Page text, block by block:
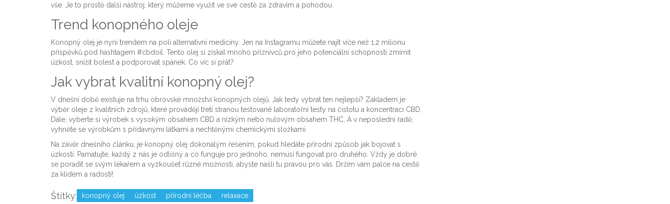
vše. Je to prostě další nástroj, který můžeme využít ve své cestě za zdravím a pohodou.
Trend konopného oleje
Konopný olej je nyní trendem na poli alternativní medicíny. Jen na Instagramu můžete najít více než 1,2 milionu
příspěvků pod hashtagem #cbdoil. Tento olej si získal mnoho příznivců pro jeho potenciální schopnosti zmírnit
úzkost, snížit bolest a podporovat spánek. Co víc si přát?
Jak vybrat kvalitní konopný olej?
V dnešní době existuje na trhu obrovské množství konopných olejů. Jak tedy vybrat ten nejlepší? Základem je
výběr oleje z kvalitních zdrojů, které provádějí třetí stranou testované laboratořní testy na čistotu a koncentraci CBD.
Dále, vyberte si výrobek s vysokým obsahem CBD a nízkým nebo nulovým obsahem THC. A v neposlední řadě,
vyhněte se výrobkům s přídavnými látkami a nechtěnými chemickými složkami.
Na závěr dnešního článku, je konopný olej dokonalým řešením, pokud hledáte přírodní způsob jak bojovat s
úzkostí. Pamatujte, každý z nás je odlišný a co funguje pro jednoho, nemusí fungovat pro druhého. Vždy je dobré
se poradit se svým lékařem a vyzkoušet různé možnosti, abyste našli tu pravou pro vás. Držím vám palce na cestě
za klidem a radostí!
Štítky: konopný olej úzkost přírodní léčba relaxace